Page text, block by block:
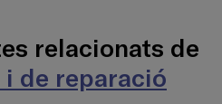
relacionats de
de reparació